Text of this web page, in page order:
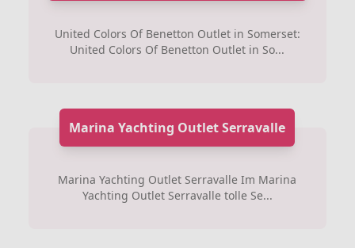
United Colors Of Benetton Outlet in Somerset:
United Colors Of Benetton Outlet in So...
Marina Yachting Outlet Serravalle
Marina Yachting Outlet Serravalle Im Marina
Yachting Outlet Serravalle tolle Se...